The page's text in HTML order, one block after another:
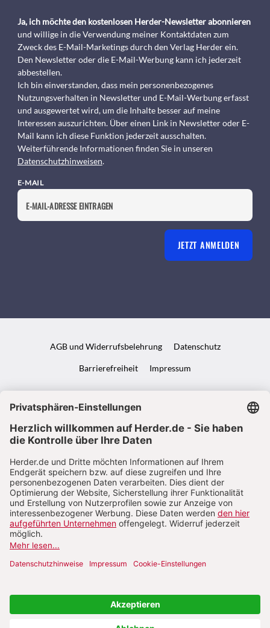
Ja, ich möchte den kostenlosen Herder-Newsletter abonnieren
und willige in die Verwendung meiner Kontaktdaten zum
Zweck des E-Mail-Marketings durch den Verlag Herder ein.
Den Newsletter oder die E-Mail-Werbung kann ich jederzeit
abbestellen.
Ich bin einverstanden, dass mein personenbezogenes
Nutzungsverhalten in Newsletter und E-Mail-Werbung erfasst
und ausgewertet wird, um die Inhalte besser auf meine
Interessen auszurichten. Über einen Link in Newsletter oder E-
Mail kann ich diese Funktion jederzeit ausschalten.
Weiterführende Informationen finden Sie in unseren
Datenschutzhinweisen.
E-MAIL
JETZT ANMELDEN
AGB und Widerrufsbelehrung Datenschutz
Barrierefreiheit Impressum
VERTRAG WIDERRUFEN